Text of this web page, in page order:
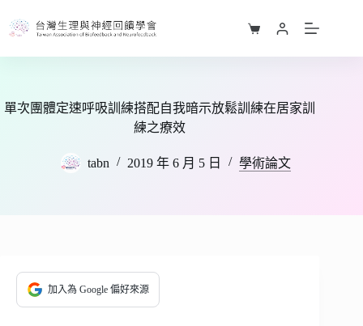
至
容
購
單次團體定速呼吸訓練搭配自我暗示放鬆訓練在居家訓
練之療效
tabn 2019 年 6 月 5 日 學術論文
加入為 Google 偏好來源